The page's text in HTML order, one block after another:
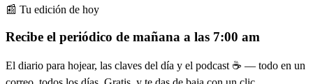
📰 Tu edición de hoy
Recibe el periódico de mañana a las 7:00 am
El diario para hojear, las claves del día y el podcast ☕ — todo en un